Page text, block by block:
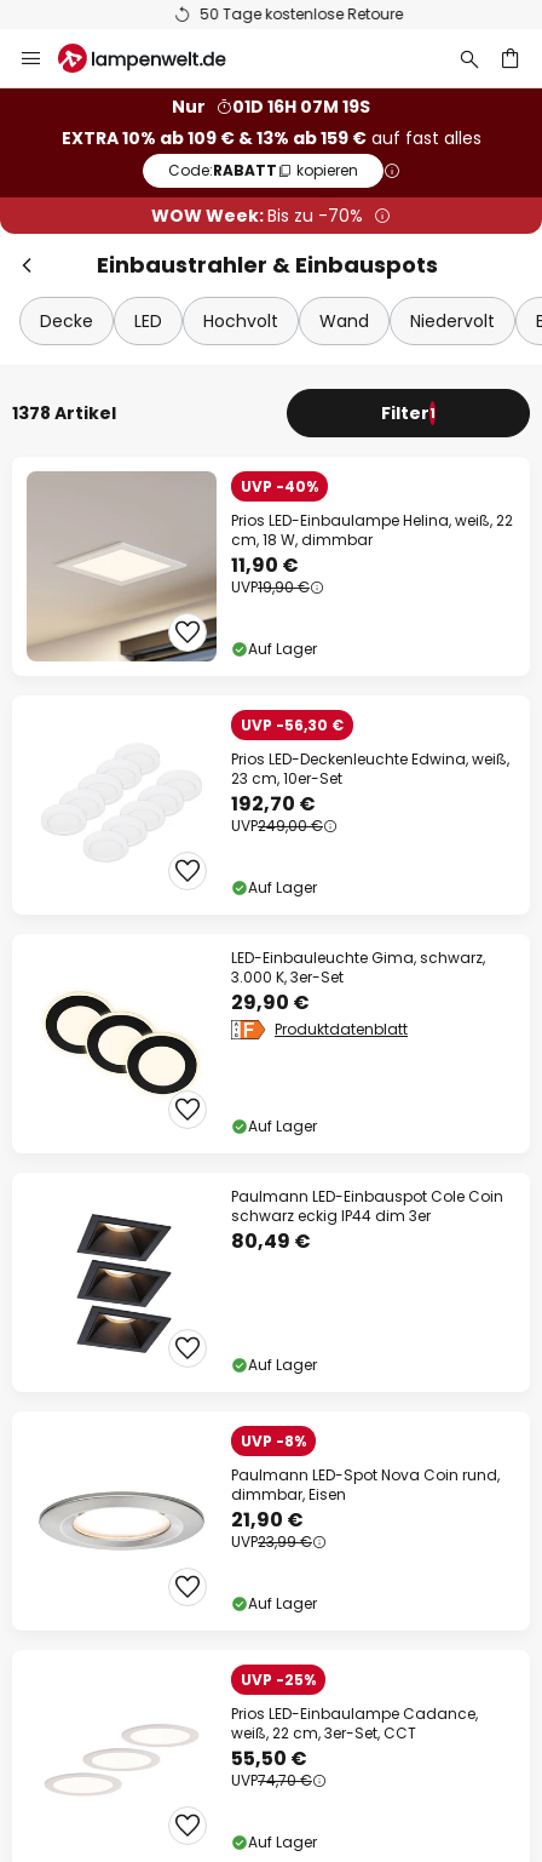
50 Tage kostenlose Retoure
Inhalt
Nur
01D 16H 07M 18S
EXTRA 10% ab 109 € & 13% ab 159 €auf fast alles
Code:RABATT kopieren
WOW Week:Bis zu -70%
Einbaustrahler & Einbauspots
Decke LED Hochvolt Wand Niedervolt
1378 Artikel Filter1
UVP -40%
Prios LED-Einbaulampe Helina, weiß, 22
cm, 18 W, dimmbar
11,90 €
UVP19,90 €
Auf Lager
UVP -56,30 €
Prios LED-Deckenleuchte Edwina, weiß,
23 cm, 10er-Set
192,70 €
UVP249,00 €
Auf Lager
LED-Einbauleuchte Gima, schwarz,
3.000 K, 3er-Set
29,90 €
Produktdatenblatt
Auf Lager
Paulmann LED-Einbauspot Cole Coin
schwarz eckig IP44 dim 3er
80,49 €
Auf Lager
UVP -8%
Paulmann LED-Spot Nova Coin rund,
dimmbar, Eisen
21,90 €
UVP23,99 €
Auf Lager
UVP -25%
Prios LED-Einbaulampe Cadance,
weiß, 22 cm, 3er-Set, CCT
55,50 €
UVP74,70 €
Auf Lager
Extra-Rabatt
10% Rabattab 109 €
13% Rabattab 159 €
auf fast alles*
Ihr Code:RABATT kopieren
Jetzt einlösen